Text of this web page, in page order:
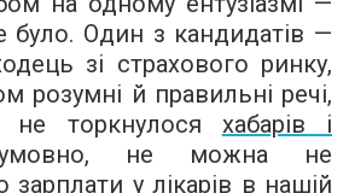
було. Один з кандидатів —
зі страхового ринку,
розумні й правильні речі,
не торкнулося хабарів і
не можна не
у лікарів в нашій